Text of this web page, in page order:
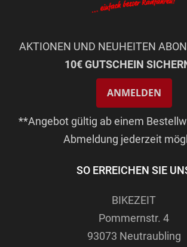
AKTIONEN UND NEUHEITEN
10€ GUTSCHEIN
ANMELDEN
**Angebot gültig ab einem
Abmeldung jederzeit
SO ERREICHEN SIE
BIKEZEIT
Pommernstr. 4
93073 Neutraubling